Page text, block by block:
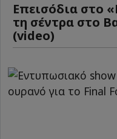
Επεισόδια στο
τη σέντρα στο
(video)